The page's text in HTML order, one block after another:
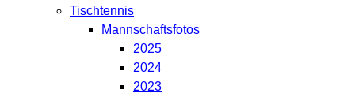
Tischtennis
Mannschaftsfotos
2025
2024
2023